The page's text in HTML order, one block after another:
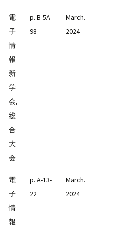
電
子
情
報
新
学
会,
総
合
大
会
p. B-5A-
98
March.
2024
電
子
情
報
p. A-13-
22
March.
2024